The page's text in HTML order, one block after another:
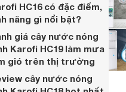
Cây nước nóng
NA-LYR31B
Giá từ
Có 11 nơi bán
HC16 có đặc điểm,
năng gì nổi bật?
giá cây nước nóng
Karofi HC19 làm mưa
gió trên thị trường
cây nước nóng